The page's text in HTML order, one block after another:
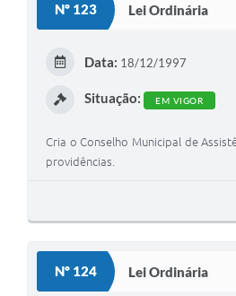
Nº 123 Lei Ordinária
Data: 18/12/1997
Situação: EM VIGOR
Cria o Conselho Municipal de
providências.
Nº 124 Lei Ordinária